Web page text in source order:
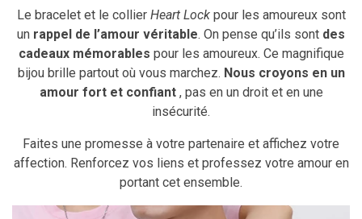
Le bracelet et le collier Heart Lockpour les amoureux sont
un rappel de l’amour véritable. On pense qu’ils sont des
cadeaux mémorables pour les amoureux. Ce magnifique
bijou brille partout où vous marchez. Nous croyons en un
amour fort et confiant, pas en un droit et en une
insécurité.
Faites une promesse à votre partenaire et affichez votre
affection. Renforcez vos liens et professez votre amour en
portant cet ensemble.